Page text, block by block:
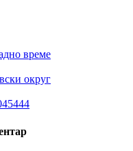
време
округ